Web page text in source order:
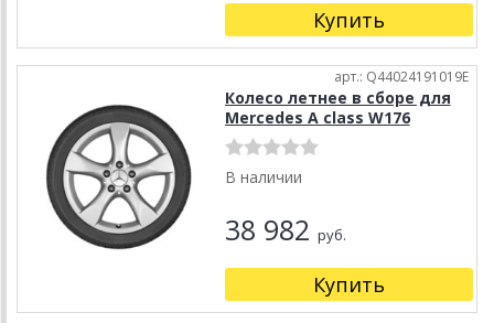
Купить
арт.: Q44024191019E
Колесо летнее в сборе для
Mercedes A class W176
В наличии
38 982 руб.
Купить